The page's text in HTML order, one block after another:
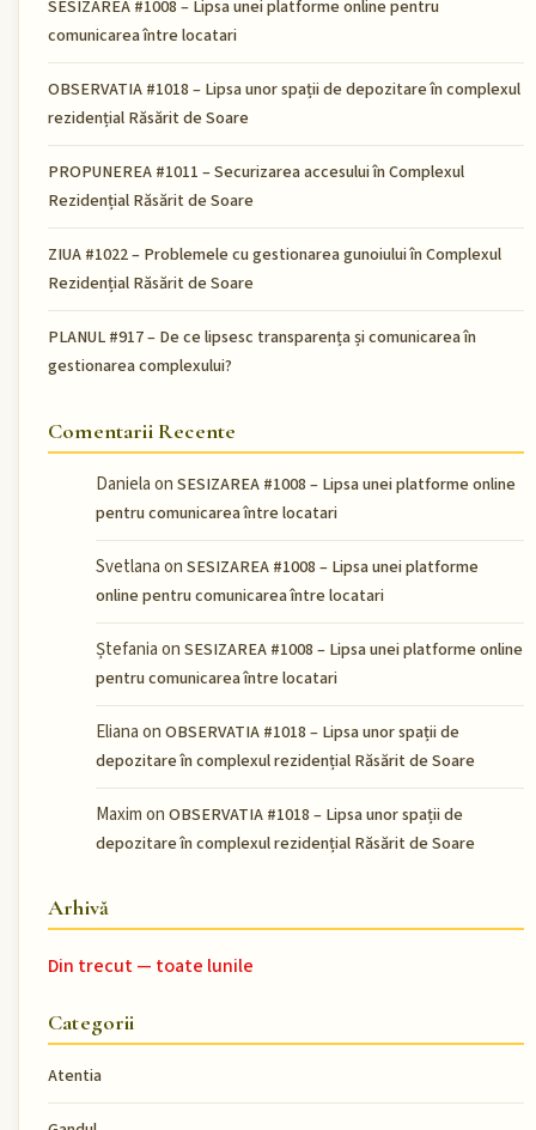
SESIZAREA #1008 – Lipsa unei platforme online pentru
comunicarea între locatari
OBSERVATIA #1018 – Lipsa unor spații de depozitare în complexul
rezidențial Răsărit de Soare
PROPUNEREA #1011 – Securizarea accesului în Complexul
Rezidențial Răsărit de Soare
ZIUA #1022 – Problemele cu gestionarea gunoiului în Complexul
Rezidențial Răsărit de Soare
PLANUL #917 – De ce lipsesc transparența și comunicarea în
gestionarea complexului?
Comentarii Recente
Danielaon SESIZAREA #1008 – Lipsa unei platforme online
pentru comunicarea între locatari
Svetlanaon SESIZAREA #1008 – Lipsa unei platforme
online pentru comunicarea între locatari
Ștefaniaon SESIZAREA #1008 – Lipsa unei platforme online
pentru comunicarea între locatari
Elianaon OBSERVATIA #1018 – Lipsa unor spații de
depozitare în complexul rezidențial Răsărit de Soare
Maximon OBSERVATIA #1018 – Lipsa unor spații de
depozitare în complexul rezidențial Răsărit de Soare
Arhivă
Din trecut — toate lunile
Categorii
Atentia